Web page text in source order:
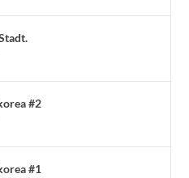
#2
#1